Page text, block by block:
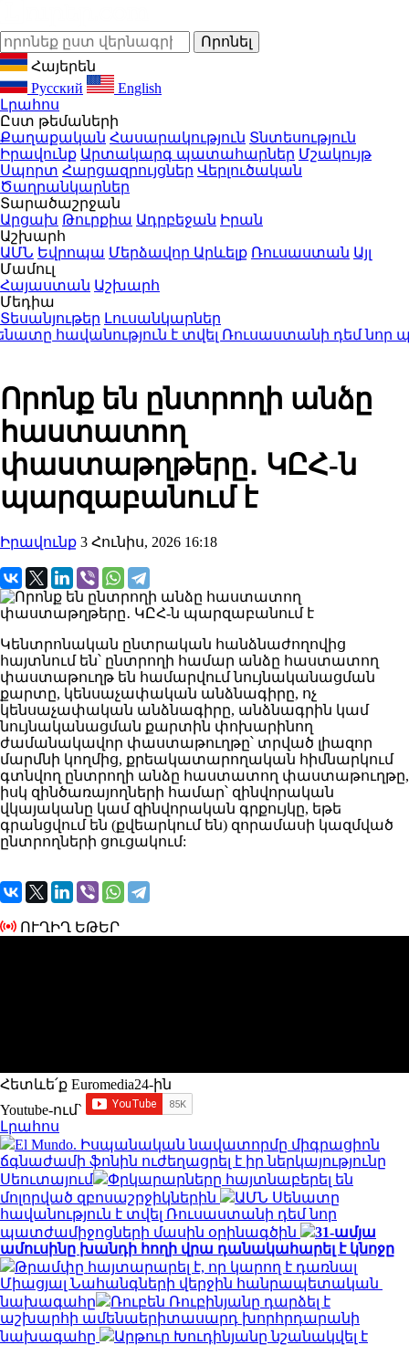
Հայերեն
Русский
English
Լրահոս
Ըստ թեմաների
Քաղաքական Հասարակություն Տնտեսություն
Իրավունք Արտակարգ պատահարներ Մշակույթ
Սպորտ Հարցազրույցներ Վերլուծական
Ծաղրանկարներ
Տարածաշրջան
Արցախ Թուրքիա Ադրբեջան Իրան
Աշխարհ
ԱՄՆ Եվրոպա Մերձավոր Արևելք Ռուսաստան Այլ
Մամուլ
Հայաստան Աշխարհ
Մեդիա
Տեսանյութեր Լուսանկարներ
հավանություն է տվել Ռուսաստանի դեմ նոր
Որոնք են ընտրողի անձը
հաստատող
փաստաթղթերը․ ԿԸՀ-ն
պարզաբանում է
Իրավունք 3 Հունիս, 2026 16:18
Կենտրոնական ընտրական հանձնաժողովից
հայտնում են՝ ընտրողի համար անձը հաստատող
փաստաթուղթ են համարվում նույնականացման
քարտը, կենսաչափական անձնագիրը, ոչ
կենսաչափական անձնագիրը, անձնագրին կամ
նույնականացման քարտին փոխարինող
ժամանակավոր փաստաթուղթը՝ տրված լիազոր
մարմնի կողմից, քրեակատարողական հիմնարկում
գտնվող ընտրողի անձը հաստատող փաստաթուղթը,
իսկ զինծառայողների համար՝ զինվորական
վկայականը կամ զինվորական գրքույկը, եթե
գրանցվում են (քվեարկում են) զորամասի կազմված
ընտրողների ցուցակում:
ՈՒՂԻՂ ԵԹԵՐ
Հետևե՛ք Euromedia24-ին
Youtube-ում`
Լրահոս
El Mundo. Իսպանական նավատորմը միգրացիոն
ճգնաժամի ֆոնին ուժեղացրել է իր ներկայությունը
Սեուտայում
Փրկարարները հայտնաբերել են
մոլորված զբոսաշրջիկներին
ԱՄՆ Սենատը
հավանություն է տվել Ռուսաստանի դեմ նոր
պատժամիջոցների մասին օրինագծին
31-ամյա
ամուսինը խանդի հողի վրա դանակահարել է կնոջը
Թրամփը հայտարարել է, որ կարող է դառնալ
Միացյալ Նահանգների վերջին հանրապետական ​​
նախագահը
Ռուբեն Ռուբինյանը դարձել է
աշխարհի ամենաերիտասարդ խորհրդարանի
նախագահը
Արթուր Խուդինյանը նշանակվել է